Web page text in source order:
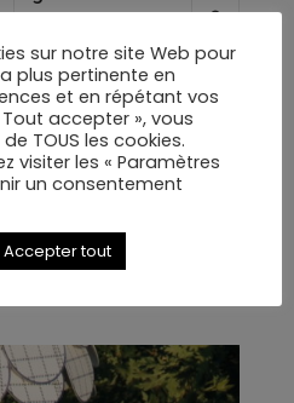
2 →
sur notre site Web pour
plus pertinente en
et en répétant vos
accepter », vous
TOUS les cookies.
visiter les « Paramètres
un consentement
Accepter tout